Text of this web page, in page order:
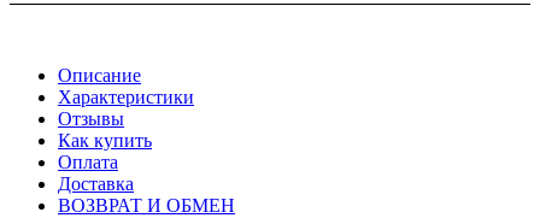
Описание
Характеристики
Отзывы
Как купить
Оплата
Доставка
ВОЗВРАТ И ОБМЕН